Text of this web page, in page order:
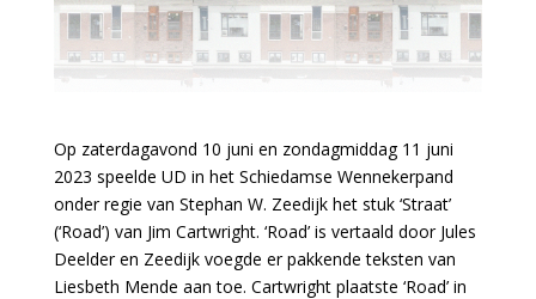
Op zaterdagavond 10 juni en zondagmiddag 11 juni
2023 speelde UD in het Schiedamse Wennekerpand
onder regie van Stephan W. Zeedijk het stuk ‘Straat’
(‘Road’) van Jim Cartwright. ‘Road’ is vertaald door Jules
Deelder en Zeedijk voegde er pakkende teksten van
Liesbeth Mende aan toe. Cartwright plaatste ‘Road’ in